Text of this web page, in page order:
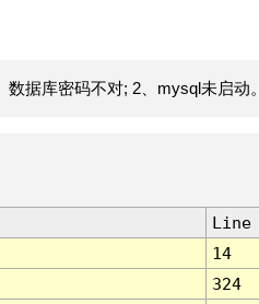
据库密码不对; 2、mysql未启动。
Line
14
324